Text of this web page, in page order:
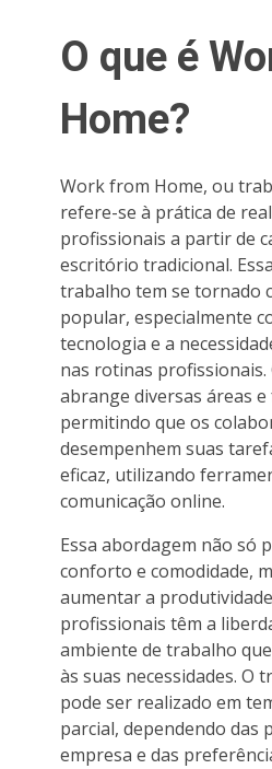
O que é
Home?
Work from Home, ou
refere-se à prática de
profissionais a partir de
escritório tradicional.
trabalho tem se tornado
popular, especialmente
tecnologia e a
nas rotinas profissionais.
abrange diversas áreas e
permitindo que os
desempenhem suas
eficaz, utilizando
comunicação online.
Essa abordagem não só
conforto e comodidade,
aumentar a
profissionais têm a
ambiente de trabalho
às suas necessidades. O
pode ser realizado em
parcial, dependendo das
empresa e das